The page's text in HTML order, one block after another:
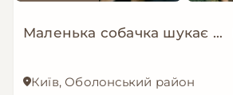
Маленька собачка шукає люблячу і надійну родину!
Київ, Оболонський район